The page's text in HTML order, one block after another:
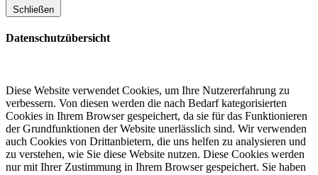
Schließen
Datenschutzübersicht
Diese Website verwendet Cookies, um Ihre Nutzererfahrung zu
verbessern. Von diesen werden die nach Bedarf kategorisierten
Cookies in Ihrem Browser gespeichert, da sie für das Funktionieren
der Grundfunktionen der Website unerlässlich sind. Wir verwenden
auch Cookies von Drittanbietern, die uns helfen zu analysieren und
zu verstehen, wie Sie diese Website nutzen. Diese Cookies werden
nur mit Ihrer Zustimmung in Ihrem Browser gespeichert. Sie haben